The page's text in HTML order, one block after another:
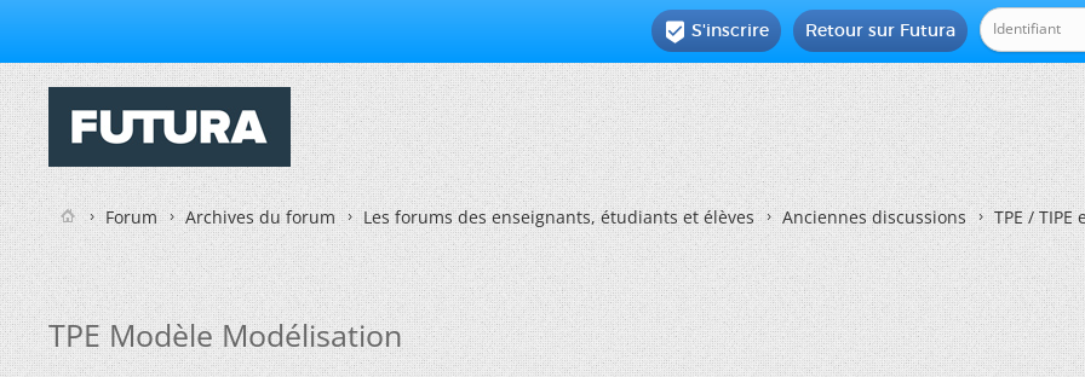
Retour sur Futura
 S'inscrire
Forum Archives du forum Les forums des enseignants, étudiants et élèves Anciennes discussions TPE /
TPE Modèle Modélisation